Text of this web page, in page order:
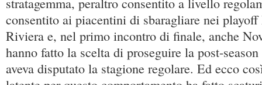
consentito ai piacentini di sbaragliare nei
Riviera e, nel primo incontro di finale, anche
hanno fatto la scelta di proseguire la post-
aveva disputato la stagione regolare. Ed ecco